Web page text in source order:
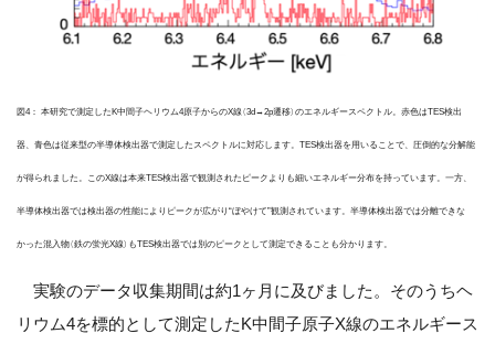
図4： 本研究で測定したK中間子ヘリウム4原子からのX線（3d→2p遷移）のエネルギースペクトル。赤色はTES検出
器、青色は従来型の半導体検出器で測定したスペクトルに対応します。TES検出器を用いることで、圧倒的な分解能
が得られました。このX線は本来TES検出器で観測されたピークよりも細いエネルギー分布を持っています。一方、
半導体検出器では検出器の性能によりピークが広がり“ぼやけて”観測されています。半導体検出器では分離できな
かった混入物（鉄の蛍光X線）もTES検出器では別のピークとして測定できることも分かります。
実験のデータ収集期間は約1ヶ月に及びました。そのうちヘ
リウム4を標的として測定したK中間子原子X線のエネルギース